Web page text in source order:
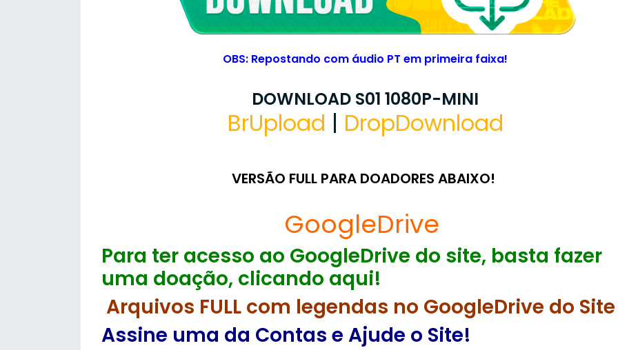
OBS: Repostando com áudio PT em primeira faixa!
DOWNLOAD S01 1080P-MINI
BrUpload | DropDownload
VERSÃO FULL PARA DOADORES ABAIXO!
GoogleDrive
Para ter acesso ao GoogleDrive do site, basta fazer
uma doação, clicando aqui!
Arquivos FULL com legendas no GoogleDrive do Site
Assine uma da Contas e Ajude o Site!